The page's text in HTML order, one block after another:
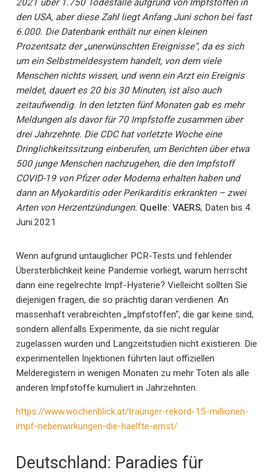
2021 über 1.750 Todesfälle aufgrund von Impfstoffen in
den USA, aber diese Zahl liegt Anfang Juni schon bei fast
6.000. Die Datenbank enthält nur einen kleinen
Prozentsatz der „unerwünschten Ereignisse“, da es sich
um ein Selbstmeldesystem handelt, von dem viele
Menschen nichts wissen, und wenn ein Arzt ein Ereignis
meldet, dauert es 20 bis 30 Minuten, ist also auch
zeitaufwendig. In den letzten fünf Monaten gab es mehr
Meldungen als davor für 70 Impfstoffe zusammen über
drei Jahrzehnte. Die CDC hat vorletzte Woche eine
Dringlichkeitssitzung einberufen, um Berichten über etwa
500 junge Menschen nachzugehen, die den Impfstoff
COVID-19 von Pfizer oder Moderna erhalten haben und
dann an Myokarditis oder Perikarditis erkrankten – zwei
Arten von Herzentzündungen. Quelle: VAERS, Daten bis 4.
Juni.2021
Wenn aufgrund untauglicher PCR-Tests und fehlender
Übersterblichkeit keine Pandemie vorliegt, warum herrscht
dann eine regelrechte Impf-Hysterie? Vielleicht sollten Sie
diejenigen fragen, die so prächtig daran verdienen. An
massenhaft verabreichten „Impfstoffen“, die gar keine sind,
sondern allenfalls Experimente, da sie nicht regulär
zugelassen wurden und Langzeitstudien nicht existieren. Die
experimentellen Injektionen führten laut offiziellen
Melderegistern in wenigen Monaten zu mehr Toten als alle
anderen Impfstoffe kumuliert in Jahrzehnten.
https://www.wochenblick.at/trauriger-rekord-15-millionen-
impf-nebenwirkungen-die-haelfte-ernst/
Deutschland: Paradies für